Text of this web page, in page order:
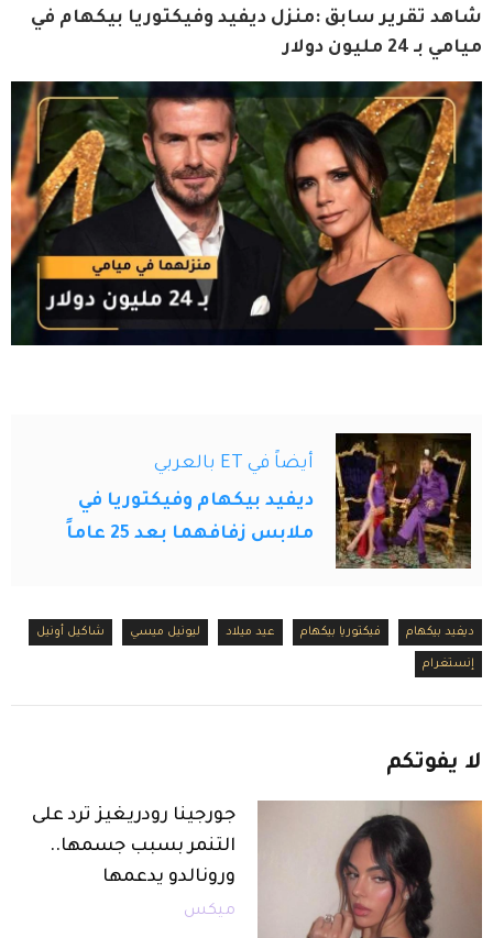
شاهد تقرير سابق :منزل ديفيد وفيكتوريا بيكهام في
ميامي بـ 24 مليون دولار
أيضاً في ET بالعربي
ديفيد بيكهام وفيكتوريا في
ملابس زفافهما بعد 25 عاماً
ديفيد بيكهام فيكتوريا بيكهام عيد ميلاد ليونيل ميسي شاكيل أونيل
إنستغرام
لا يفوتكم
جورجينا رودريغيز ترد على
التنمر بسبب جسمها..
ورونالدو يدعمها
ميكس